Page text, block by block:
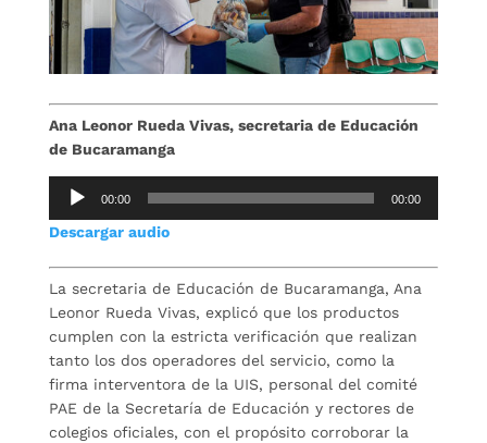
Ana Leonor Rueda Vivas, secretaria de Educación
de Bucaramanga
00:00 00:00
Descargar audio
La secretaria de Educación de Bucaramanga, Ana
Leonor Rueda Vivas, explicó que los productos
cumplen con la estricta verificación que realizan
tanto los dos operadores del servicio, como la
firma interventora de la UIS, personal del comité
PAE de la Secretaría de Educación y rectores de
colegios oficiales, con el propósito corroborar la